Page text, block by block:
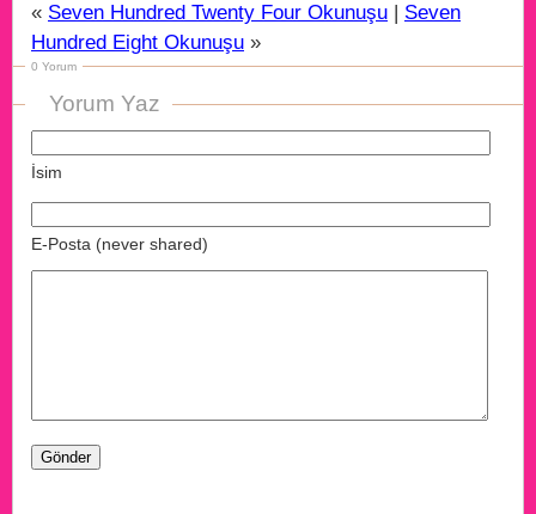
« Seven Hundred Twenty Four Okunuşu | Seven
Hundred Eight Okunuşu »
0 Yorum
Yorum Yaz
İsim
E-Posta (never shared)